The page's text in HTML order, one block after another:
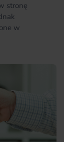
stronę
w